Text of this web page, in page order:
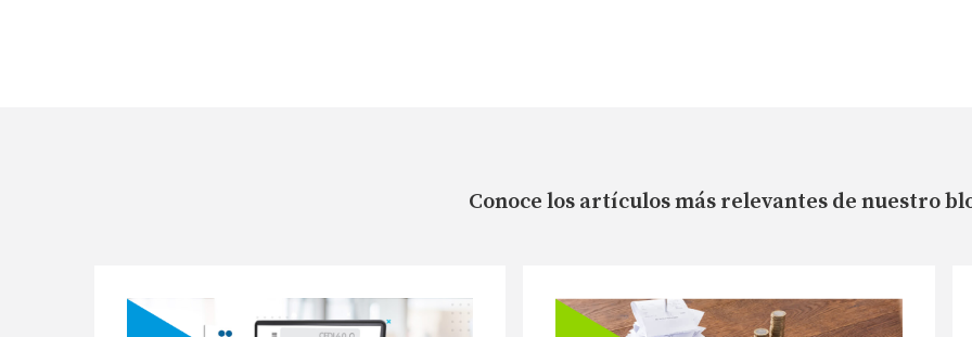
Conoce los artículos más relevantes de nuestro